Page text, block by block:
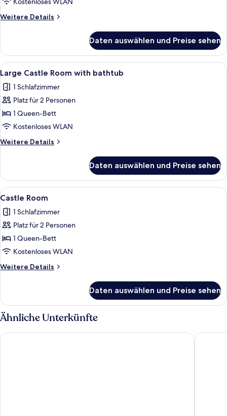
anzeigen
Weitere Details
Weitere
Estate
Room
Daten auswählen und Preise sehen
Alle
Fotos
für
Large
Castle
Room
with
bathtub
Ein Himmelsbett mit Baldachin, ein
4
Large Castle Room with bathtub
1 Schlafzimmer
Platz für 2 Personen
1 Queen-Bett
Kostenloses WLAN
Weitere Details
Weitere
Castle
Room
with
Daten auswählen und Preise sehen
Alle
Fotos
für
Castle
Room
anzeigen
Ein Schlafzimmer mit einem großen
5
Castle Room
1 Schlafzimmer
Platz für 2 Personen
1 Queen-Bett
Kostenloses WLAN
Weitere Details
Weitere
Room
Daten auswählen und Preise sehen
Ähnliche Unterkünfte
Comwell Roskilde Hotel